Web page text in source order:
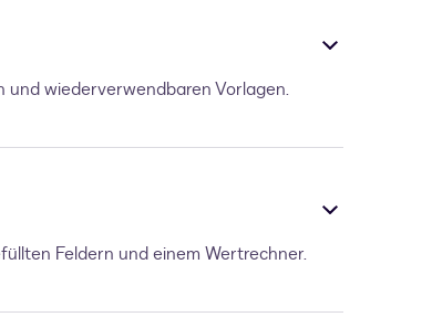
und wiederverwendbaren Vorlagen.
Feldern und einem Wertrechner.